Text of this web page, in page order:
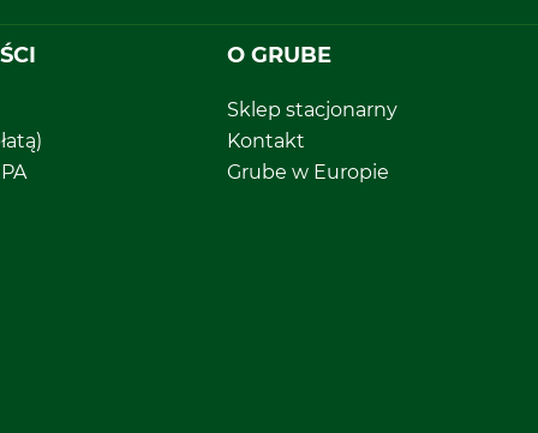
O GRUBE
Sklep stacjonarny
Kontakt
Grube w Europie